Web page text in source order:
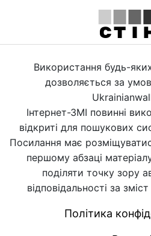
Використання будь-
дозволяється за
Інтернет-ЗМІ повинні
відкриті для пошукових
Посилання має
першому абзаці
поділяти точку зору
відповідальності за
Політика